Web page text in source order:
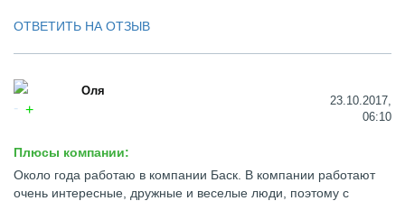
ОТВЕТИТЬ НА ОТЗЫВ
Оля
23.10.2017,
06:10
Плюсы компании:
Около года работаю в компании Баск. В компании работают
очень интересные, дружные и веселые люди, поэтому с